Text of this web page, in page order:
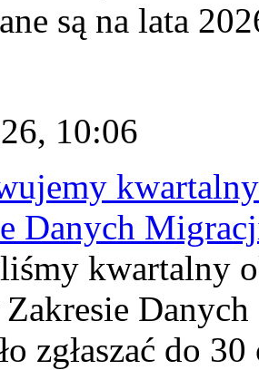
są na lata
10:06
Danych
kwartalny
zgłaszać do